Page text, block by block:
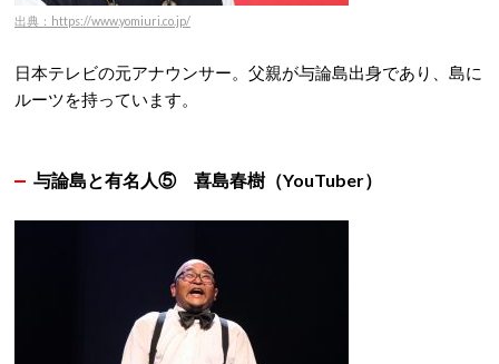
出典：https://www.yomiuri.co.jp/
日本テレビの元アナウンサー。父親が与論島出身であり、島に
ルーツを持っています。
与論島と有名人⑤ 喜島春樹（YouTuber）